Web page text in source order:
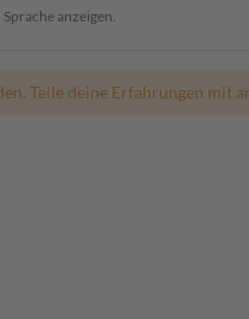
anzeigen.
Teile deine Erfahrungen mit